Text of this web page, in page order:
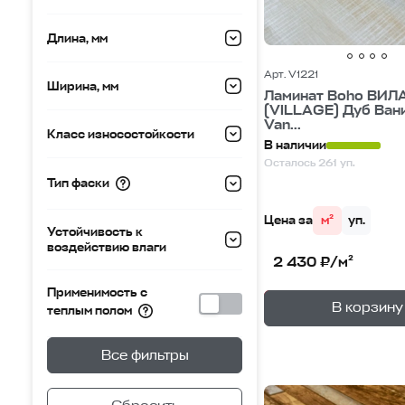
Длина, мм
Ширина, мм
Класс износостойкости
Тип фаски
Устойчивость к
воздействию влаги
Применимость с
теплым полом
Все фильтры
Арт. V1221
Ламинат Boho
(VILLAGE) Дуб
Van...
В наличии
Осталось 261 уп.
Цена за м² уп.
2 430 ₽/м²
В корзину
В корзине —